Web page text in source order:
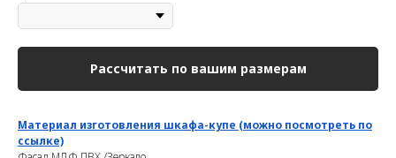
Рассчитать по вашим размерам
Материал изготовления шкафа-купе (можно посмотреть по
ссылке)